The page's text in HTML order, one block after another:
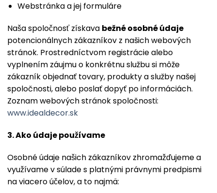
Webstránka a jej formuláre
Naša spoločnosť získava bežné osobné údaje
potencionálnych zákazníkov z našich webových
stránok. Prostredníctvom registrácie alebo
vyplnením záujmu o konkrétnu službu si môže
zákazník objednať tovary, produkty a služby našej
spoločnosti, alebo poslať dopyť po informáciách.
Zoznam webových stránok spoločnosti:
www.idealdecor.sk
3. Ako údaje používame
Osobné údaje našich zákazníkov zhromažďujeme a
využívame v súlade s platnými právnymi predpismi
na viacero účelov, a to najmä: